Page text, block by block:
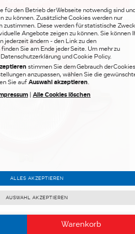
Warenkorb
rechts
für den Betrieb der Webseite notwendig sind
zu können. Zusätzliche Cookies werden nur
zustimmen. Diese werden für statistische
Angebote zeigen zu können. Sie können
jederzeit ändern - den Link zu den
Sie am Ende jeder Seite. Um mehr zu
und Cookie Policy.
stimmen Sie dem Gebrauch der
anzupassen, wählen Sie die
Sie aufAuswahl akzeptieren.
Alle Cookies löschen
ALLES AKZEPTIEREN
AUSWAHL AKZEPTIEREN